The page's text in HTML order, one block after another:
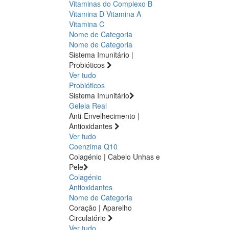
Vitaminas do Complexo B
Vitamina D Vitamina A
Vitamina C
Nome de Categoria
Nome de Categoria
Sistema Imunitário |
Probióticos
Ver tudo
Probióticos
Sistema Imunitário
Geleia Real
Anti-Envelhecimento |
Antioxidantes
Ver tudo
Coenzima Q10
Colagénio | Cabelo Unhas e
Pele
Colagénio
Antioxidantes
Nome de Categoria
Coração | Aparelho
Circulatório
Ver tudo